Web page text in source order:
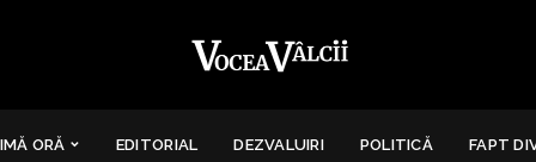
ORĂ EDITORIAL DEZVALUIRI POLITICĂ FAPT